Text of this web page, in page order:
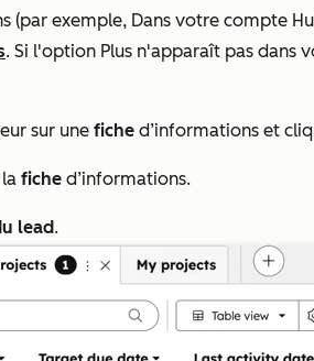
(par exemple, Dans votre compte
. Si l'option Plus n'apparaît pas dans
sur une fiche d’informations et
fiche d’informations.
lead.